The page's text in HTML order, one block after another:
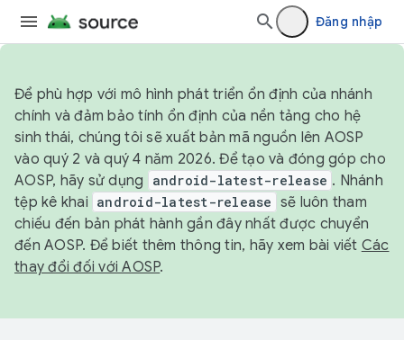
Đăng nhập
Để phù hợp với mô hình phát triển ổn định của nhánh
chính và đảm bảo tính ổn định của nền tảng cho hệ
sinh thái, chúng tôi sẽ xuất bản mã nguồn lên AOSP
vào quý 2 và quý 4 năm 2026. Để tạo và đóng góp cho
AOSP, hãy sử dụng
android-latest-release . Nhánh
tệp kê khai android-latest-release sẽ luôn tham
chiếu đến bản phát hành gần đây nhất được chuyển
đến AOSP. Để biết thêm thông tin, hãy xem bài viết Các
thay đổi đối với AOSP.